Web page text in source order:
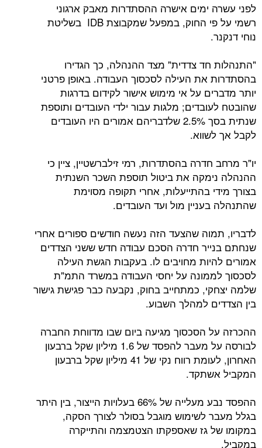
ימים אישרה ההסתדרות מאבק ארגוני
רשמי על פי החוק, במפעל שמקבוצת IDB בשליטת
צדדית" מצד ההנהלה, כך הגדירו
את העילה לסכסוך העבודה. באופן פרטני
על אי מימוש אישור לקידום בדרגות
מלגות עבור ילדי העובדים ותוספת
שנתית בסך 2.5% שלדבריהם אמורים היו העובדים
בהסתדרות, רמי זילברשטיין, ציין כי
את ביטול תוספת השכר השנתית
בהתייעלות, אחרי תקופה מסוימת
מול ועד העובדים.
שהצעד הזה נעשה חודשים ספורים אחרי
חדרה הסכם עבודה חדש ששני הצדדים
מחויבים לו. בעקבות הגשת העילה
על יחסי העבודה במשרד התמ"ת
כמתחייב בחוק, נקבעה כבר פגישת גישור
למהלך השבוע.
הסכסוך מגיעה ביום שבו מדווחת החברה
לבורסה על מעבר להפסד של 1.6 מיליון שקל ברבעון
האחרון, לעומת רווח נקי של 41 מיליון שקל ברבעון
ההפסד נבע מעלייה של 66% בעלויות הייצור, בין היתר
לשימוש מוגבל בסולר לצורך הסקה,
גז שאספקתו הצטמצמה והתייקרה